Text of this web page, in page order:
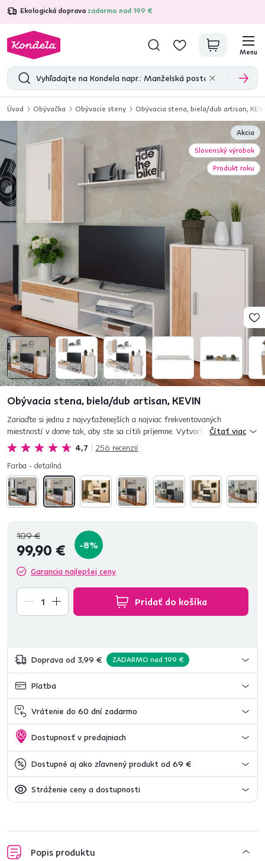
Ekologická doprava zadarmo nad 199 €
4,7 31 333overených produktových recenzií
Menu
Úvod Obývačka Obývacie steny Obývacia stena, biela/dub artisan,
Akcia
Slovenský výrobok
Produkt roku
Obývacia stena, biela/dub artisan, KEVIN
4,7 256 recenzií
Zariaďte si jednu z najvyťaženejších a najviac frekventovaných
miestností v dome tak, aby ste sa cítili príjemne. Vytvorte si z obývačky
relaxačnú zónu, miesto, ktoré bude dýchať pokojom a reprezento...
Čítať viac
Farba - detailná
109 €
99,90 € -8%
Garancia najlepšej ceny
Pridať do košíka
Doprava od 3,99 € ZADARMO nad 199 €
Platba
Vrátenie do 60 dní zadarmo
Dostupnosť v predajniach
Dostupné aj ako zľavnený produkt od 69 €
Stráženie ceny a dostupnosti
Popis produktu